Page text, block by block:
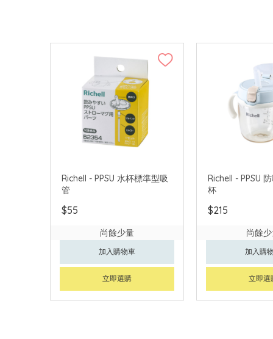
Richell - PPSU 水杯標準型吸
管
$55
尚餘少量
加入購物車
立即選購
Richell - PPSU
杯
$215
尚餘
加入購
立即選